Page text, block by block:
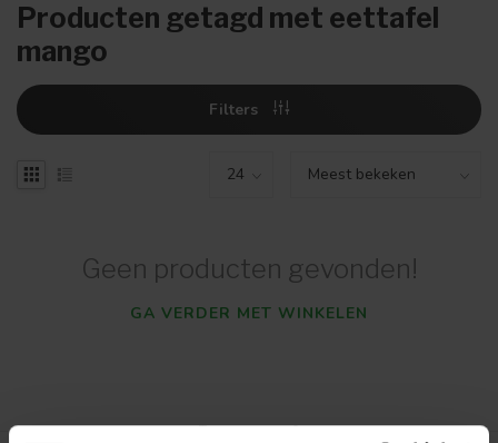
Producten getagd met eettafel
mango
Filters
Geen producten gevonden!
GA VERDER MET WINKELEN
Toon1-0van 0